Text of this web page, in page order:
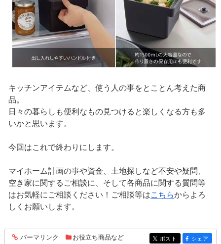
キッチンアイテムなど、使う人の事をとことん考えた商
品。
日々の暮らしも便利なもの見つけると楽しくなる方も多
いかと思います。
今回はこれで終わりにします。
マイホーム計画の事や資金、土地探しなど不安や疑問、
空き家に関するご相談に、そして各商品に関する質問等
はお気軽にご相談ください！ご相談等はこちらからよろ
しくお願いします。
entry1486
パーマリンク お役立ち商品など entry1486
ポスト entry1486
シェア